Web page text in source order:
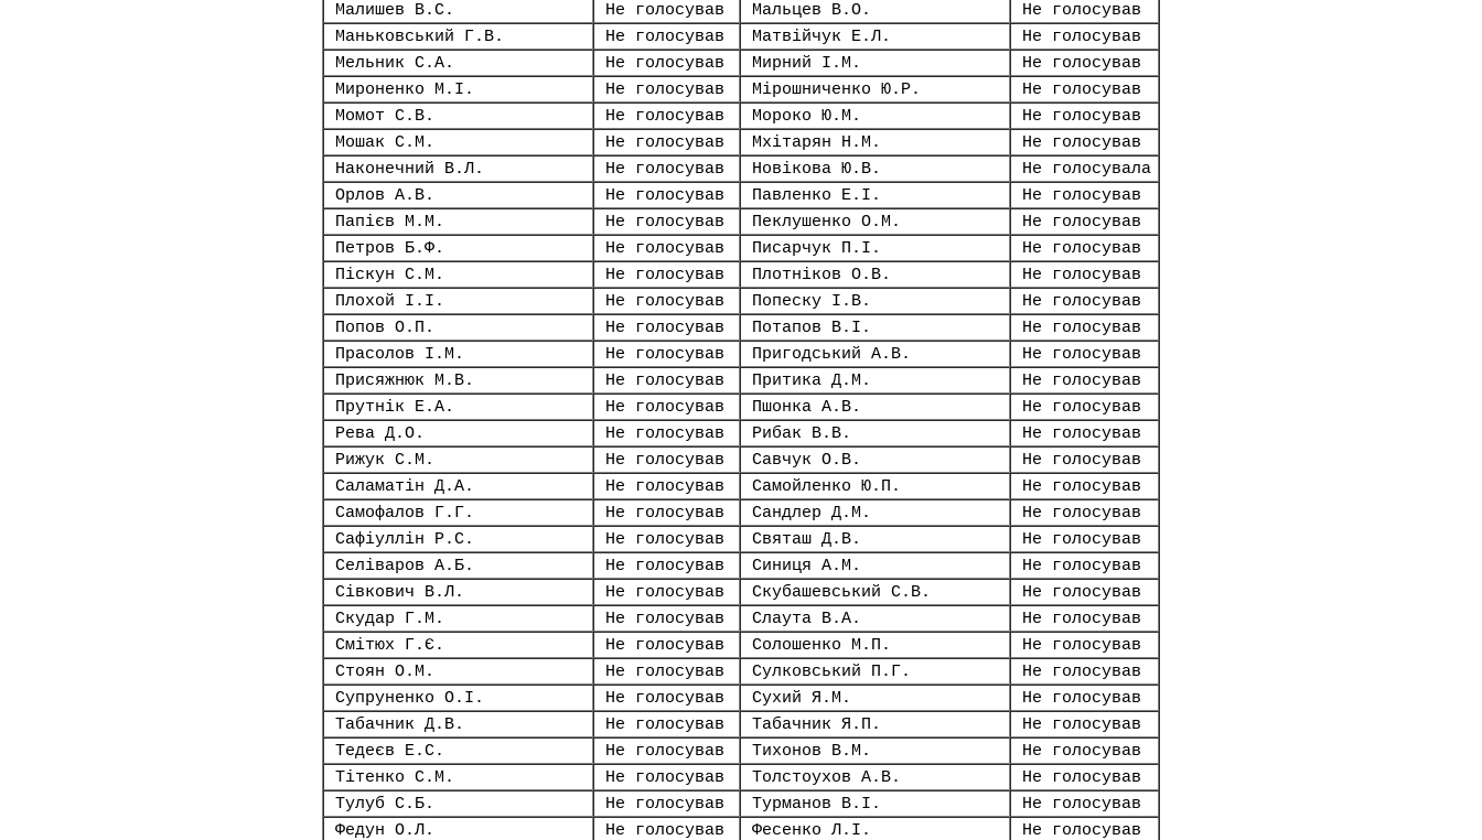
Малишев В.С.
Не голосував Мальцев В.О.
Не голосував
Маньковський Г.В.
Не голосував Матвійчук Е.Л.
Не голосував
Мельник С.А.
Не голосував Мирний І.М.
Не голосував
Мироненко М.І.
Не голосував Мірошниченко Ю.Р.
Не голосував
Момот С.В.
Не голосував Мороко Ю.М.
Не голосував
Мошак С.М.
Не голосував Мхітарян Н.М.
Не голосував
Наконечний В.Л.
Не голосував Новікова Ю.В.
Не голосувала
Орлов А.В.
Не голосував Павленко Е.І.
Не голосував
Папієв М.М.
Не голосував Пеклушенко О.М.
Не голосував
Петров Б.Ф.
Не голосував Писарчук П.І.
Не голосував
Піскун С.М.
Не голосував Плотніков О.В.
Не голосував
Плохой І.І.
Не голосував Попеску І.В.
Не голосував
Попов О.П.
Не голосував Потапов В.І.
Не голосував
Прасолов І.М.
Не голосував Пригодський А.В.
Не голосував
Присяжнюк М.В.
Не голосував Притика Д.М.
Не голосував
Прутнік Е.А.
Не голосував Пшонка А.В.
Не голосував
Рева Д.О.
Не голосував Рибак В.В.
Не голосував
Рижук С.М.
Не голосував Савчук О.В.
Не голосував
Саламатін Д.А.
Не голосував Самойленко Ю.П.
Не голосував
Самофалов Г.Г.
Не голосував Сандлер Д.М.
Не голосував
Сафіуллін Р.С.
Не голосував Святаш Д.В.
Не голосував
Селіваров А.Б.
Не голосував Синиця А.М.
Не голосував
Сівкович В.Л.
Не голосував Скубашевський С.В.
Не голосував
Скудар Г.М.
Не голосував Слаута В.А.
Не голосував
Смітюх Г.Є.
Не голосував Солошенко М.П.
Не голосував
Стоян О.М.
Не голосував Сулковський П.Г.
Не голосував
Супруненко О.І.
Не голосував Сухий Я.М.
Не голосував
Табачник Д.В.
Не голосував Табачник Я.П.
Не голосував
Тедеєв Е.С.
Не голосував Тихонов В.М.
Не голосував
Тітенко С.М.
Не голосував Толстоухов А.В.
Не голосував
Тулуб С.Б.
Не голосував Турманов В.І.
Не голосував
Федун О.Л.
Не голосував Фесенко Л.І.
Не голосував